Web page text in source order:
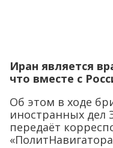
Иран является
что вместе с
Об этом в ходе
иностранных дел
передаёт